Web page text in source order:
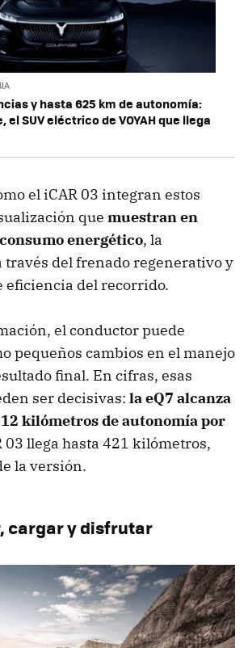
y hasta 625 km de autonomía:
el SUV eléctrico de VOYAH que llega
el iCAR 03 integran estos
que muestran en
energético, la
través del frenado regenerativo y
eficiencia del recorrido.
el conductor puede
pequeños cambios en el manejo
final. En cifras, esas
ser decisivas: la eQ7 alcanza
kilómetros de autonomía por
03 llega hasta 421 kilómetros,
la versión.
cargar y disfrutar